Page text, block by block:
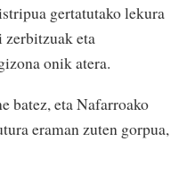
gertatutako lekura
eta
onik atera.
batez, eta Nafarroako
eraman zuten gorpua,